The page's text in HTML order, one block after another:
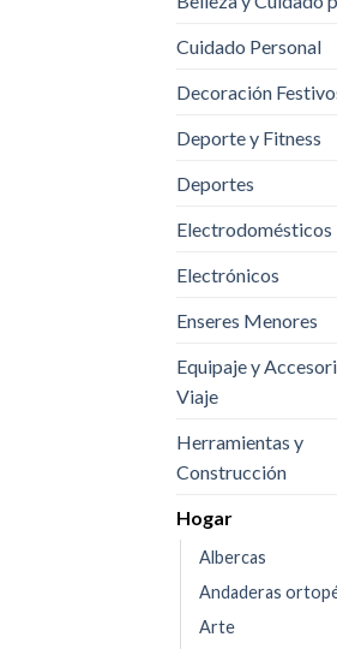
Cuidado Personal
Decoración
Deporte y Fitness
Deportes
Electrodomésticos
Electrónicos
Enseres Menores
Equipaje y
Viaje
Herramientas y
Construcción
Hogar
Albercas
Andaderas
Arte